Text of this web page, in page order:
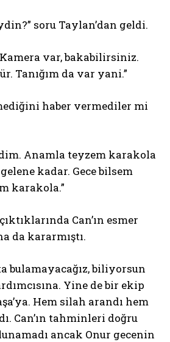
soru Taylan’dan geldi.
var, bakabilirsiniz.
Tanığım da var yani.”
haber vermediler mi
Anamla teyzem karakola
kadar. Gece bilsem
karakola.”
Can’ın esmer
da kararmıştı.
bulamayacağız, biliyorsun
Yine de bir ekip
Hem silah arandı hem
Can’ın tahminleri doğru
ancak Onur gecenin